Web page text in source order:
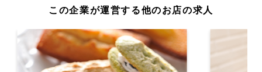
この企業が運営する他のお店の求人